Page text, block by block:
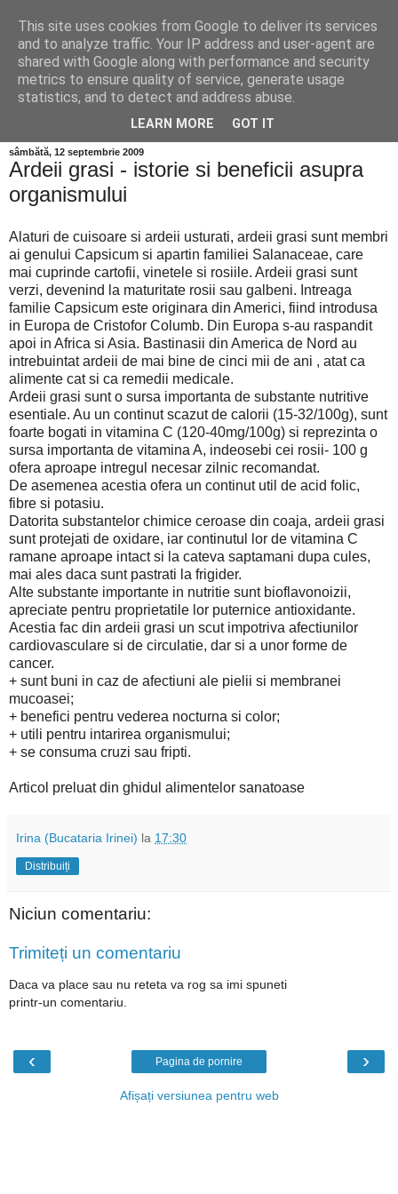
sâmbătă, 12 septembrie 2009
Ardeii grasi - istorie si beneficii asupra
organismului
Alaturi de cuisoare si ardeii usturati, ardeii grasi sunt membri
ai genului Capsicum si apartin familiei Salanaceae, care
mai cuprinde cartofii, vinetele si rosiile. Ardeii grasi sunt
verzi, devenind la maturitate rosii sau galbeni. Intreaga
familie Capsicum este originara din Americi, fiind introdusa
in Europa de Cristofor Columb. Din Europa s-au raspandit
apoi in Africa si Asia. Bastinasii din America de Nord au
intrebuintat ardeii de mai bine de cinci mii de ani , atat ca
alimente cat si ca remedii medicale.
Ardeii grasi sunt o sursa importanta de substante nutritive
esentiale. Au un continut scazut de calorii (15-32/100g), sunt
foarte bogati in vitamina C (120-40mg/100g) si reprezinta o
sursa importanta de vitamina A, indeosebi cei rosii- 100 g
ofera aproape intregul necesar zilnic recomandat.
De asemenea acestia ofera un continut util de acid folic,
fibre si potasiu.
Datorita substantelor chimice ceroase din coaja, ardeii grasi
sunt protejati de oxidare, iar continutul lor de vitamina C
ramane aproape intact si la cateva saptamani dupa cules,
mai ales daca sunt pastrati la frigider.
Alte substante importante in nutritie sunt bioflavonoizii,
apreciate pentru proprietatile lor puternice antioxidante.
Acestia fac din ardeii grasi un scut impotriva afectiunilor
cardiovasculare si de circulatie, dar si a unor forme de
cancer.
+ sunt buni in caz de afectiuni ale pielii si membranei
mucoasei;
+ benefici pentru vederea nocturna si color;
+ utili pentru intarirea organismului;
+ se consuma cruzi sau fripti.
Articol preluat din ghidul alimentelor sanatoase
Irina (Bucataria Irinei) la 17:30
Distribuiți
Niciun comentariu:
Trimiteți un comentariu
Daca va place sau nu reteta va rog sa imi spuneti
printr-un comentariu.
‹ ›
Pagina de pornire
Afișați versiunea pentru web
This site uses cookies from Google to deliver its services
and to analyze traffic. Your IP address and user-agent are
shared with Google along with performance and security
metrics to ensure quality of service, generate usage
statistics, and to detect and address abuse.
LEARN MORE GOT IT